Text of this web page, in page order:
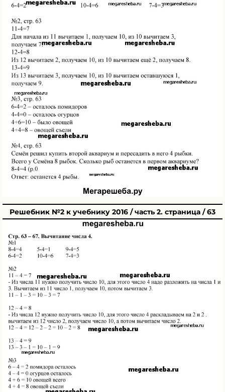
Решебник №2 к учебнику 2016 / часть 2. страница / 63